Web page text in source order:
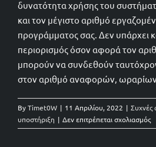
Τεχνική υποστήριξη
Φόρμα επικοινωνίας
δυνατότητα χρήσης του
και τον μέγιστο αριθμό
προγράμματος σας. Δεν υπάρχει
περιορισμός όσον αφορά τον
μπορούν να συνδεθούν
στον αριθμό αναφορών,
ByTimet0W | 11 Απριλίου, 2022 | Συχνές
υποστήριξη | Δεν επιτρέπεται σχολιασμόςστο
Τι